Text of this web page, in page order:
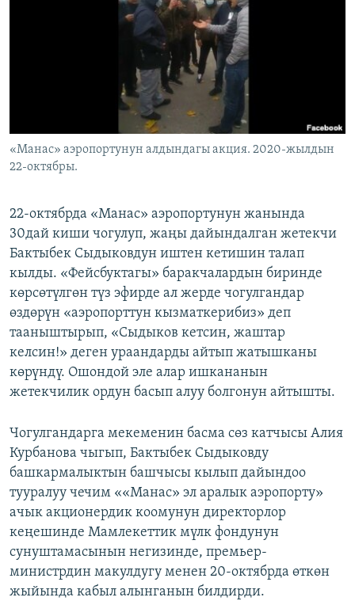
ЭЕ/АРнун бардык сайттары
«Манас» аэропортунун алдындагы акция. 2020-жылдын
22-октябры.
22-октябрда «Манас» аэропортунун жанында
30дай киши чогулуп, жаңы дайындалган жетекчи
Бактыбек Сыдыковдун иштен кетишин талап
кылды. «Фейсбуктагы» баракчалардын биринде
көрсөтүлгөн түз эфирде ал жерде чогулгандар
өздөрүн «аэропорттун кызматкерибиз» деп
тааныштырып, «Сыдыков кетсин, жаштар
келсин!» деген ураандарды айтып жатышканы
көрүндү. Ошондой эле алар ишкананын
жетекчилик ордун басып алуу болгонун айтышты.
Чогулгандарга мекеменин басма сөз катчысы Алия
Курбанова чыгып, Бактыбек Сыдыковду
башкармалыктын башчысы кылып дайындоо
тууралуу чечим ««Манас» эл аралык аэропорту»
ачык акционердик коомунун директорлор
кеңешинде Мамлекеттик мүлк фондунун
сунуштамасынын негизинде, премьер-
министрдин макулдугу менен 20-октябрда өткөн
жыйында кабыл алынганын билдирди.